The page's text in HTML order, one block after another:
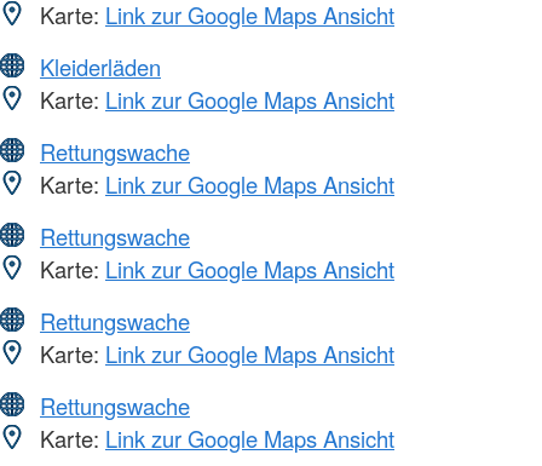
Karte: Link zur Google Maps Ansicht
Kleiderläden
Karte: Link zur Google Maps Ansicht
Rettungswache
Karte: Link zur Google Maps Ansicht
Rettungswache
Karte: Link zur Google Maps Ansicht
Rettungswache
Karte: Link zur Google Maps Ansicht
Rettungswache
Karte: Link zur Google Maps Ansicht